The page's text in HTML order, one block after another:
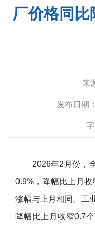
厂价格同
来
发布日期：
字
2026年2 月份，
0.9%，降幅比上月收
涨幅与上月相同。工
降幅比上月收窄0.7